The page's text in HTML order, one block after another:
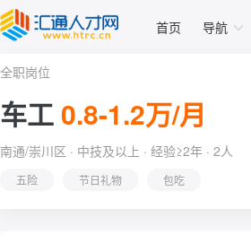
首页 导航
全职岗位
车工0.8-1.2万/月
南通/崇川区 · 中技及以上 · 经验≥2年 · 2人
五险 节日礼物 包吃